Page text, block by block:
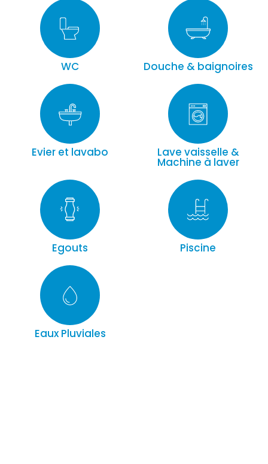
WC Douche & baignoires
Evier et lavabo Lave vaisselle &
Machine à laver
Egouts Piscine
Eaux Pluviales